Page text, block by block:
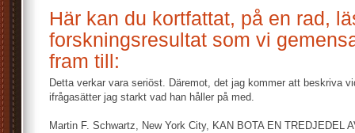
Här kan du kortfattat, på en rad,
forskningsresultat som vi
fram till:
Detta verkar vara seriöst. Däremot, det jag kommer att beskriva
ifrågasätter jag starkt vad han håller på med.
Martin F. Schwartz, New York City, KAN BOTA EN TREDJEDEL